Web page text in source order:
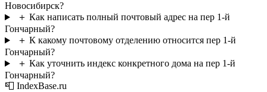
Новосибирск?
＋ Как написать полный почтовый адрес на пер 1-й
Гончарный?
＋ К какому почтовому отделению относится пер 1-й
Гончарный?
＋ Как уточнить индекс конкретного дома на пер 1-й
Гончарный?
📮 IndexBase.ru